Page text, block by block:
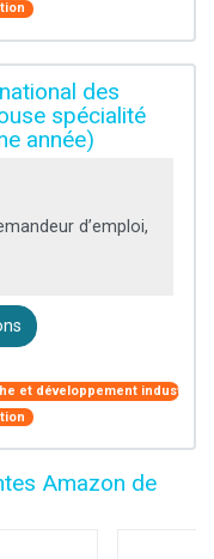
des
spécialité
année)
d’emploi,
et développement industriel
Amazon de